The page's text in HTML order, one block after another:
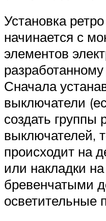
Установка
начинается с
элементов
Сначала
выключатели
создать группы
выключателей,
происходит на
или накладки
бревенчатыми
осветительные